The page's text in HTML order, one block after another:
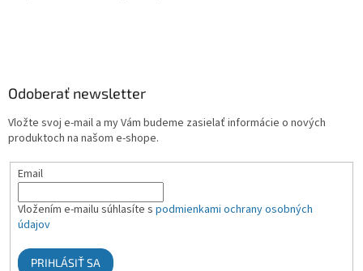
Odoberať newsletter
Vložte svoj e-mail a my Vám budeme zasielať informácie o nových
produktoch na našom e-shope.
Email
Vložením e-mailu súhlasíte s podmienkami ochrany osobných
údajov
PRIHLÁSIŤ SA